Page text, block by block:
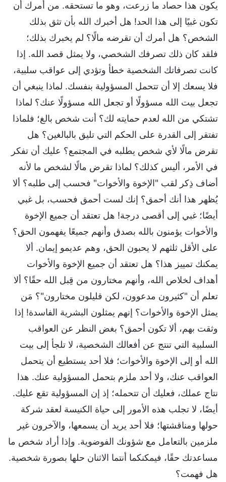
يكون هذا حصاد ما زرعت، وهو ما تستحقه. من أمرك أن
تكون غبيًا إلى هذا الحد! هل أخبرك الله بأن تثق بذلك
الشخص؟ هل أمرك أن تقرضه مالًا؟ لم يخبرك بذلك؛
فلقد كان ذلك تصرفك الشخصي، ولا يمثل قصد الله. إذا
كانت تصرفاتك الشخصية خطأ وتؤدي إلى عواقب سلبية،
فلا يسعك إلا أن تتحمل المسؤولية بنفسك. لماذا ينبغي أن
تجعل بيت الله مسؤولًا أو تجعل الله مسؤولًا عنك؟ لماذا
تشتكي من الله لعدم حمايته لك؟ أنت شخص بالغ؛ فلماذا
تفتقر إلى القدرة على الحكم التي تليق بالبالغين؟ هل
تقرض مالًا لأي شخص يطلبه في المجتمع؟ عليك أن تفكر
في الأمر، أليس كذلك؟ لماذا تقرض مالًا لشخص ما لأنه
أضاف ذِكر لقب "الإخوة والأخوات" فحسب إلى طلبه؟ ألا
يُظهر هذا أنك أحمق؟ إنك لست أحمق فحسب، بل غبي
أيضًا؛ غبي إلى أقصى درجة! هل تعتقد أن جميع الإخوة
والأخوات يؤمنون بالله بصدق وأنهم جميعًا يفهمون الحق؟
على الأقل ثلثهم لا يحبون الحق، وهم عديمو إيمان. ألا
يمكنك تمييز هذا؟ هل تعتقد أن جميع الإخوة والأخوات
أهداف لخلاص الله، وأنهم مختارون من قِبل الله حقًا؟ ألا
تعلم أن "كثيرون مدعوون، لكن قليلون مختارون"؟ مَن
يمثل الإخوة والأخوات؟ إنهم يمثلون البشرية الفاسدة! إذا
وثقت بهم، ألا تكون أحمق؟ بغض النظر عن العواقب
السلبية التي تنتج عن أفعالك الشخصية، لا تلجأ إلى بيت
الله أو إلى الإخوة والأخوات؛ فلا أحد يستطيع أن يتحمل
العواقب عنك، ولا أحد ملزم بتحمل المسؤولية عنك. هذا
نتاج عملك، فعليك أن تتحمله؛ إذ إن المسؤولية تقع عليك.
أيضًا، لا تجلب هذه الأمور إلى حياة الكنيسة لعقد شركة
حولها ومناقشتها؛ فلا أحد يريد أن يسمعها، والآخرون غير
ملزمين بالتعامل مع شؤونك الفوضوية. وإذا أراد شخص ما
مساعدتك حقًا، فيمكنكما أنتما الاثنان حلها بصورة شخصية.
هل فهمت؟